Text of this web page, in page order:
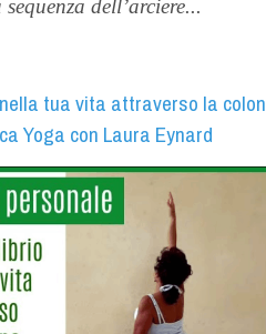
sequenza dell’arciere...
tua vita attraverso la
Yoga con Laura Eynard